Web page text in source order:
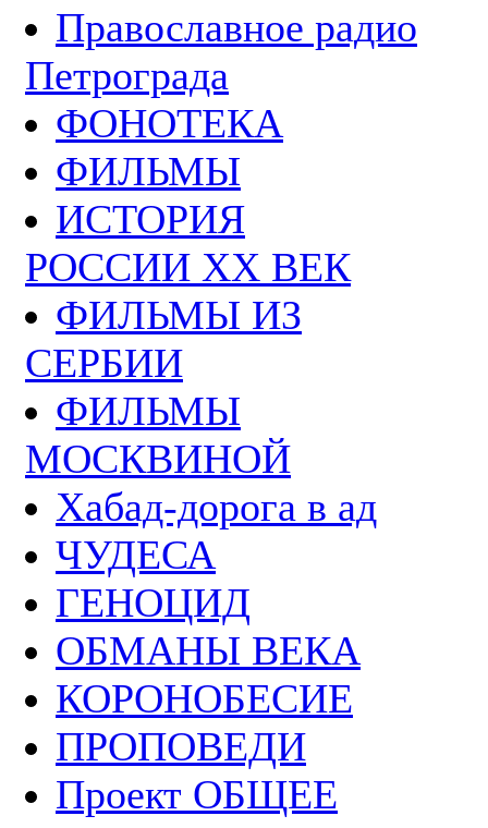
Православное радио
Петрограда
ФОНОТЕКА
ФИЛЬМЫ
ИСТОРИЯ
РОССИИ ХХ ВЕК
ФИЛЬМЫ ИЗ
СЕРБИИ
ФИЛЬМЫ
МОСКВИНОЙ
Хабад-дорога в ад
ЧУДЕСА
ГЕНОЦИД
ОБМАНЫ ВЕКА
КОРОНОБЕСИЕ
ПРОПОВЕДИ
Проект ОБЩЕЕ